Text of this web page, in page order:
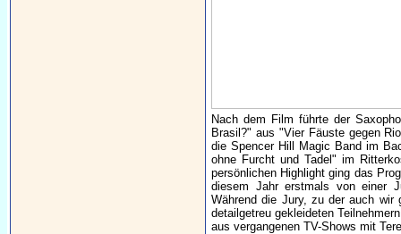
Nach dem Film führte der
Brasil?" aus "Vier Fäuste gegen
die Spencer Hill Magic Band im
ohne Furcht und Tadel" im
persönlichen Highlight ging das
diesem Jahr erstmals von einer
Während die Jury, zu der auch wir
detailgetreu gekleideten
aus vergangenen TV-Shows mit